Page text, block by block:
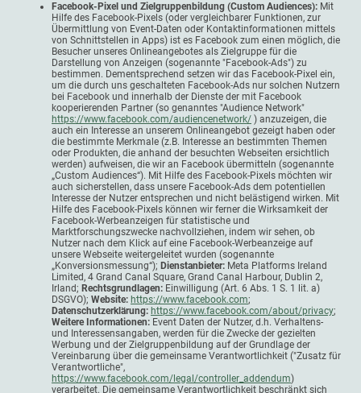
Facebook-Pixel und Zielgruppenbildung (Custom Audiences): Mit
Hilfe des Facebook-Pixels (oder vergleichbarer Funktionen, zur
Übermittlung von Event-Daten oder Kontaktinformationen mittels
von Schnittstellen in Apps) ist es Facebook zum einen möglich, die
Besucher unseres Onlineangebotes als Zielgruppe für die
Darstellung von Anzeigen (sogenannte "Facebook-Ads") zu
bestimmen. Dementsprechend setzen wir das Facebook-Pixel ein,
um die durch uns geschalteten Facebook-Ads nur solchen Nutzern
bei Facebook und innerhalb der Dienste der mit Facebook
kooperierenden Partner (so genanntes "Audience Network"
https://www.facebook.com/audiencenetwork/ ) anzuzeigen, die
auch ein Interesse an unserem Onlineangebot gezeigt haben oder
die bestimmte Merkmale (z.B. Interesse an bestimmten Themen
oder Produkten, die anhand der besuchten Webseiten ersichtlich
werden) aufweisen, die wir an Facebook übermitteln (sogenannte
„Custom Audiences“). Mit Hilfe des Facebook-Pixels möchten wir
auch sicherstellen, dass unsere Facebook-Ads dem potentiellen
Interesse der Nutzer entsprechen und nicht belästigend wirken. Mit
Hilfe des Facebook-Pixels können wir ferner die Wirksamkeit der
Facebook-Werbeanzeigen für statistische und
Marktforschungszwecke nachvollziehen, indem wir sehen, ob
Nutzer nach dem Klick auf eine Facebook-Werbeanzeige auf
unsere Webseite weitergeleitet wurden (sogenannte
„Konversionsmessung“); Dienstanbieter: Meta Platforms Ireland
Limited, 4 Grand Canal Square, Grand Canal Harbour, Dublin 2,
Irland; Rechtsgrundlagen: Einwilligung (Art. 6 Abs. 1 S. 1 lit. a)
DSGVO); Website: https://www.facebook.com;
Datenschutzerklärung: https://www.facebook.com/about/privacy;
Weitere Informationen: Event Daten der Nutzer, d.h. Verhaltens-
und Interessensangaben, werden für die Zwecke der gezielten
Werbung und der Zielgruppenbildung auf der Grundlage der
Vereinbarung über die gemeinsame Verantwortlichkeit ("Zusatz für
Verantwortliche",
https://www.facebook.com/legal/controller_addendum)
verarbeitet. Die gemeinsame Verantwortlichkeit beschränkt sich